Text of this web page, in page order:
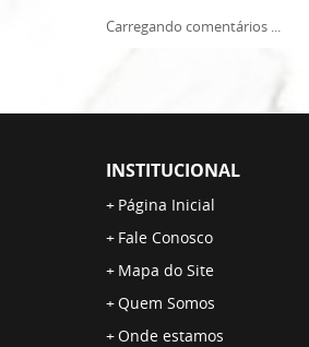
Carregando comentários ...
INSTITUCIONAL
Página Inicial
Fale Conosco
Mapa do Site
Quem Somos
Onde estamos